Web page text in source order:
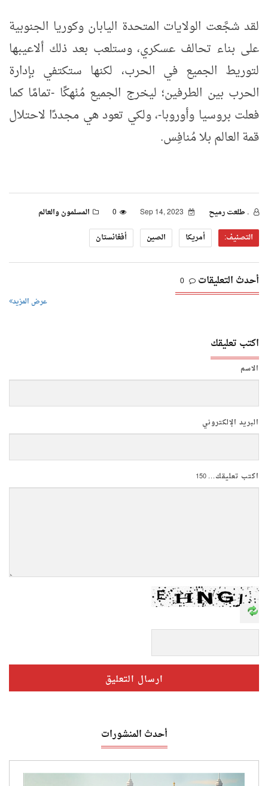
لقد شجَّعت الولايات المتحدة اليابان وكوريا الجنوبية
على بناء تحالف عسكري، وستلعب بعد ذلك ألاعيبها
لتوريط الجميع في الحرب، لكنها ستكتفي بإدارة
الحرب بين الطرفين؛ ليخرج الجميع مُنْهكًا -تمامًا كما
فعلت بروسيا وأوروبا-، ولكي تعود هي مجددًا لاحتلال
قمة العالم بلا مُنافِس.
. طلعت رميح 0
المسلمون والعالم
التصنيف:
أمريكا الصين أفغانستان
أحدث التعليقات 0
عرض المزيد
اكتب تعليقك
الاسم
البريد الإلكتروني
اكتب تعليقك...150
أحدث المنشورات